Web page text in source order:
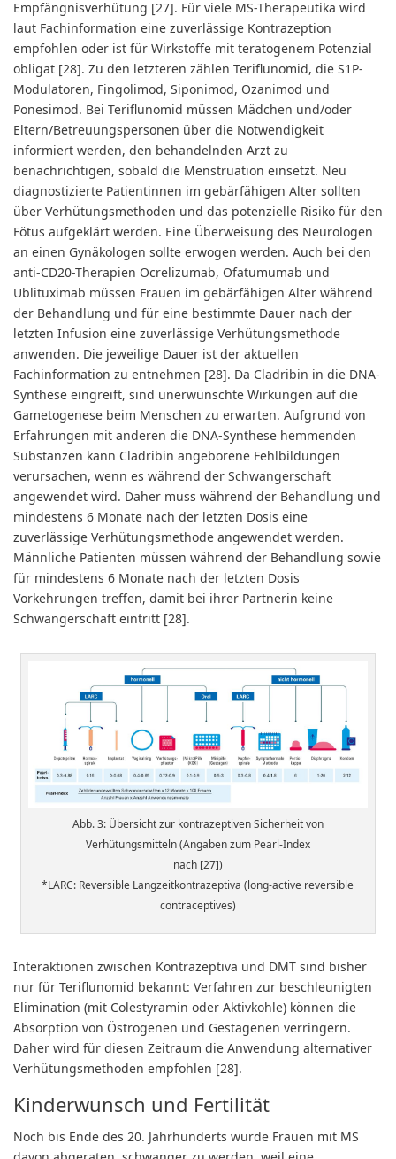
Empfängnisverhütung [27]. Für viele MS-Therapeutika wird
laut Fachinformation eine zuverlässige Kontrazeption
empfohlen oder ist für Wirkstoffe mit teratogenem Potenzial
obligat [28]. Zu den letzteren zählen Teriflunomid, die S1P-
Modulatoren, Fingolimod, Siponimod, Ozanimod und
Ponesimod. Bei Teriflunomid müssen Mädchen und/oder
Eltern/Betreuungspersonen über die Notwendigkeit
informiert werden, den behandelnden Arzt zu
benachrichtigen, sobald die Menstruation einsetzt. Neu
diagnostizierte Patientinnen im gebärfähigen Alter sollten
über Verhütungsmethoden und das potenzielle Risiko für den
Fötus aufgeklärt werden. Eine Überweisung des Neurologen
an einen Gynäkologen sollte erwogen werden. Auch bei den
anti-CD20-Therapien Ocrelizumab, Ofatumumab und
Ublituximab müssen Frauen im gebärfähigen Alter während
der Behandlung und für eine bestimmte Dauer nach der
letzten Infusion eine zuverlässige Verhütungsmethode
anwenden. Die jeweilige Dauer ist der aktuellen
Fachinformation zu entnehmen [28]. Da Cladribin in die DNA-
Synthese eingreift, sind unerwünschte Wirkungen auf die
Gametogenese beim Menschen zu erwarten. Aufgrund von
Erfahrungen mit anderen die DNA-Synthese hemmenden
Substanzen kann Cladribin angeborene Fehlbildungen
verursachen, wenn es während der Schwangerschaft
angewendet wird. Daher muss während der Behandlung und
mindestens 6 Monate nach der letzten Dosis eine
zuverlässige Verhütungsmethode angewendet werden.
Männliche Patienten müssen während der Behandlung sowie
für mindestens 6 Monate nach der letzten Dosis
Vorkehrungen treffen, damit bei ihrer Partnerin keine
Schwangerschaft eintritt [28].
Abb. 3: Übersicht zur kontrazeptiven Sicherheit von
Verhütungsmitteln (Angaben zum Pearl-Index
nach [27])
*LARC: Reversible Langzeitkontrazeptiva (long-active reversible
contraceptives)
Interaktionen zwischen Kontrazeptiva und DMT sind bisher
nur für Teriflunomid bekannt: Verfahren zur beschleunigten
Elimination (mit Colestyramin oder Aktivkohle) können die
Absorption von Östrogenen und Gestagenen verringern.
Daher wird für diesen Zeitraum die Anwendung alternativer
Verhütungsmethoden empfohlen [28].
Kinderwunsch und Fertilität
Noch bis Ende des 20. Jahrhunderts wurde Frauen mit MS